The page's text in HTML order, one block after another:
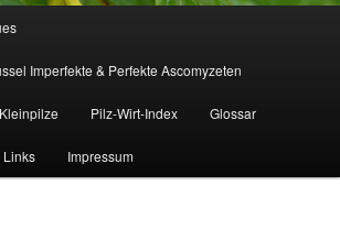
Imperfekte & Perfekte Ascomyzeten
Pilz-Wirt-Index Glossar
Links Impressum